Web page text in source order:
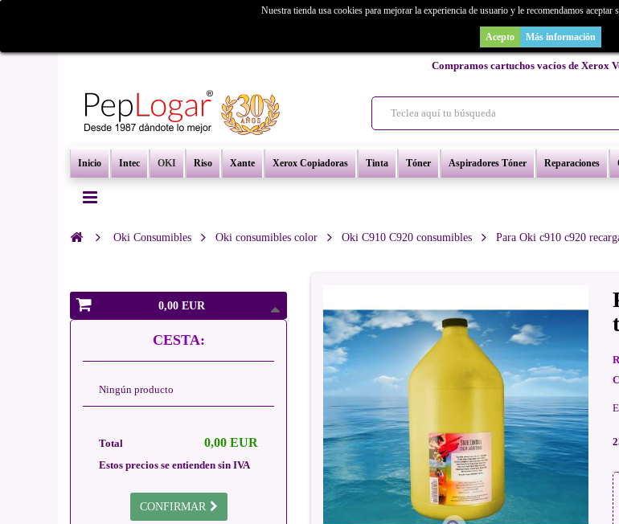
¿Buscas un repuesto de copiadora o buscas una de ocasión y
Compramos cartuchos vacíos de Xerox
Inicio Intec OKI Riso Xante Xerox Copiadoras Tinta Tóner Aspiradores Tóner Reparaciones
Nuestra tienda usa cookies para mejorar la experiencia de usuario y le recomendamos aceptar
Acepto Más información
Oki Consumibles Oki consumibles color Oki C910 C920 consumibles Para Oki c910 c920
0,00 EUR
CESTA:
Ningún producto
0,00 EUR
Total
Estos precios se entienden sin IVA
CONFIRMAR